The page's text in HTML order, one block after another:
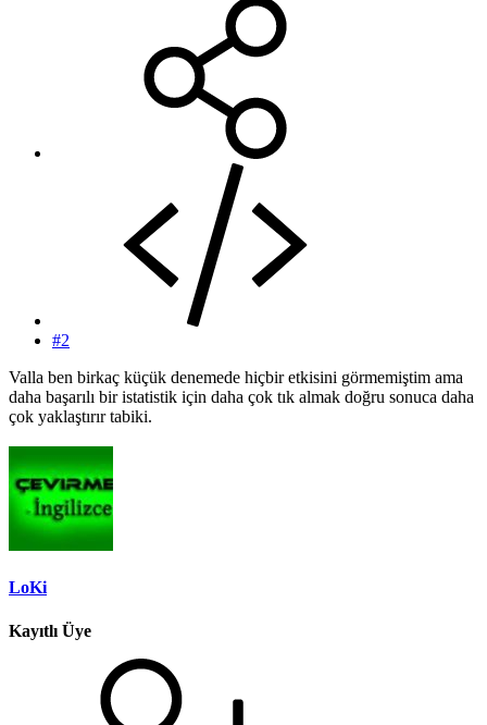
#2
Valla ben birkaç küçük denemede hiçbir etkisini görmemiştim ama
daha başarılı bir istatistik için daha çok tık almak doğru sonuca daha
çok yaklaştırır tabiki.
LoKi
Kayıtlı Üye